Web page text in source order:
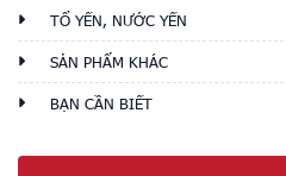
TỔ YẾN, NƯỚC YẾN
SẢN PHẨM KHÁC
BẠN CẦN BIẾT